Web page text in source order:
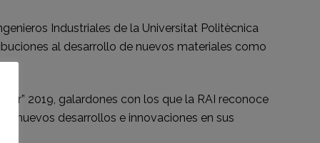
Industriales de la Universitat Politècnica
al desarrollo de nuevos materiales como
2019, galardones con los que la RAI reconoce
nuevos desarrollos e innovaciones en sus